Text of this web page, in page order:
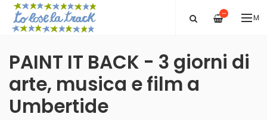
—
PAINT IT BACK - 3 giorni di
arte, musica e film a
Umbertide